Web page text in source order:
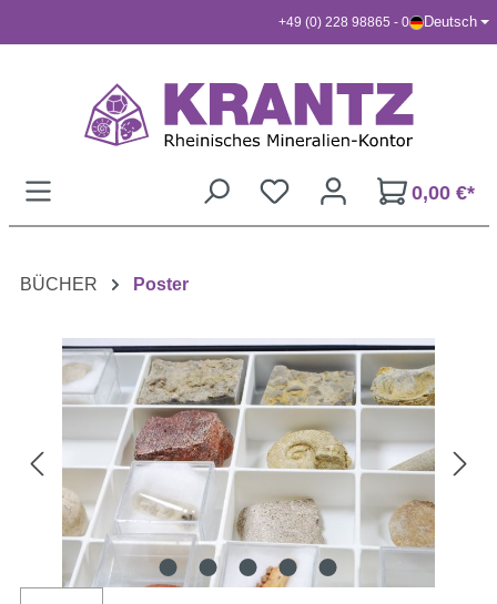
+49 (0) 228 98865 - 0 Deutsch
0,00 €*
BÜCHER Poster